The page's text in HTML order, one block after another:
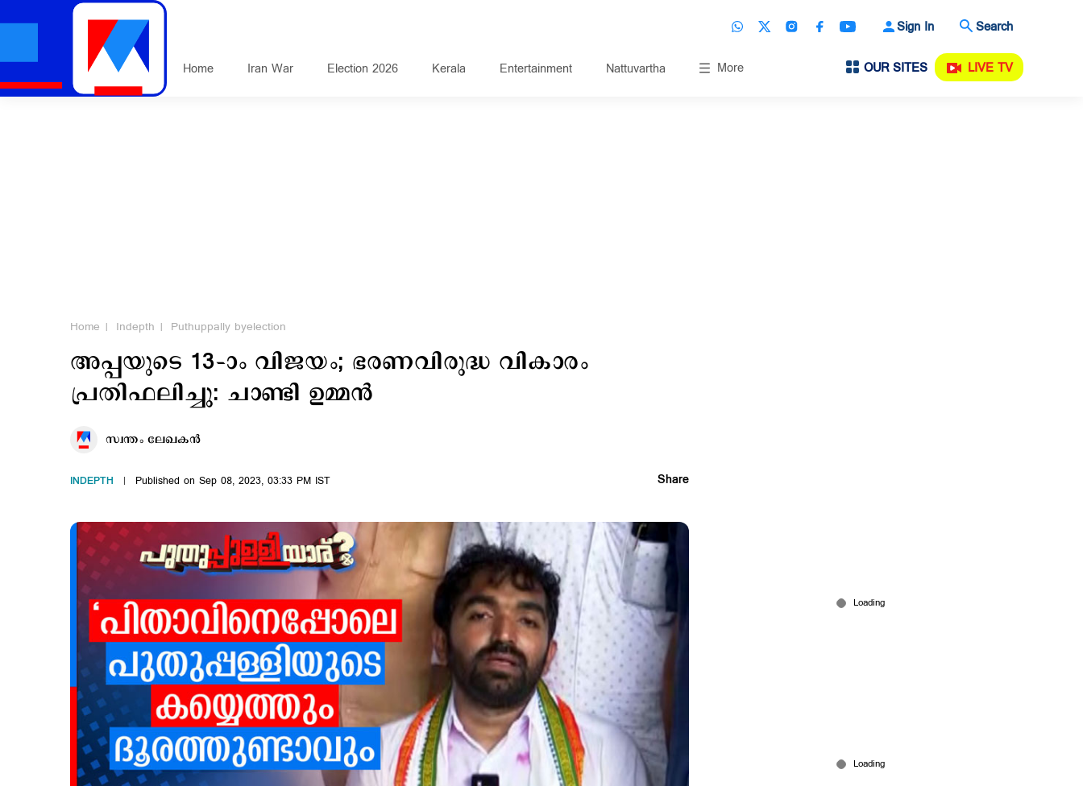
Sign In Search
Home Iran War Election 2026 Kerala Entertainment Nattuvartha More OUR SITES LIVE TV
Home Indepth Puthuppally byelection
അപ്പയുടെ 13–ാം വിജയം; ഭരണവിരുദ്ധ വികാരം
പ്രതിഫലിച്ചു: ചാണ്ടി ഉമ്മന്‍
സ്വന്തം ലേഖകൻ
INDEPTH Published on Sep 08, 2023, 03:33 PM IST Share